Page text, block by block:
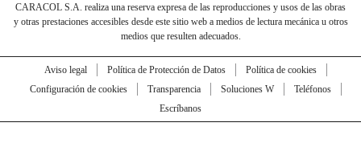
CARACOL S.A. realiza una reserva expresa de las reproducciones y usos de las obras
y otras prestaciones accesibles desde este sitio web a medios de lectura mecánica u otros
medios que resulten adecuados.
Aviso legal Política de Protección de Datos
Política de cookies
Configuración de cookies
Transparencia Soluciones W
Teléfonos
Escríbanos